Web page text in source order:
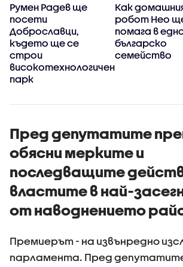
Румен Радев ще
посети
Доброславци,
където ще се
строи
високотехнологичен
парк
Как
робот Нео
помага в
българско
семейство
Пред депутатите
обясни мерките и
последващите
властите в най-
от наводнението
Премиерът - на извънредно
парламента. Пред